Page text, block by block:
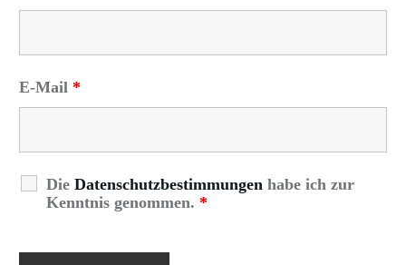
E-Mail *
Die Datenschutzbestimmungen habe ich zur
Kenntnis genommen. *